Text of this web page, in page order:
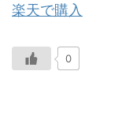
楽天で購入
0